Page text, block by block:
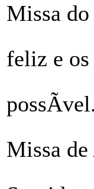
Missa
feliz e os
Missa